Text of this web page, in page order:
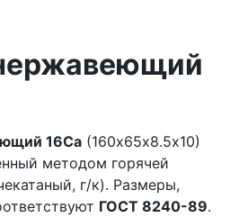
16Са (160х65х8.5х10)
методом горячей
г/к). Размеры,
ГОСТ 8240-89.